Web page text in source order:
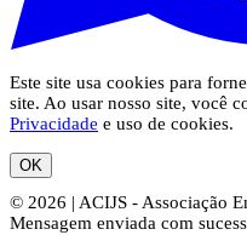
Este site usa cookies para
site. Ao usar nosso site, você
Privacidade e uso de cookies.
OK
© 2026 | ACIJS - Associação
Mensagem enviada com